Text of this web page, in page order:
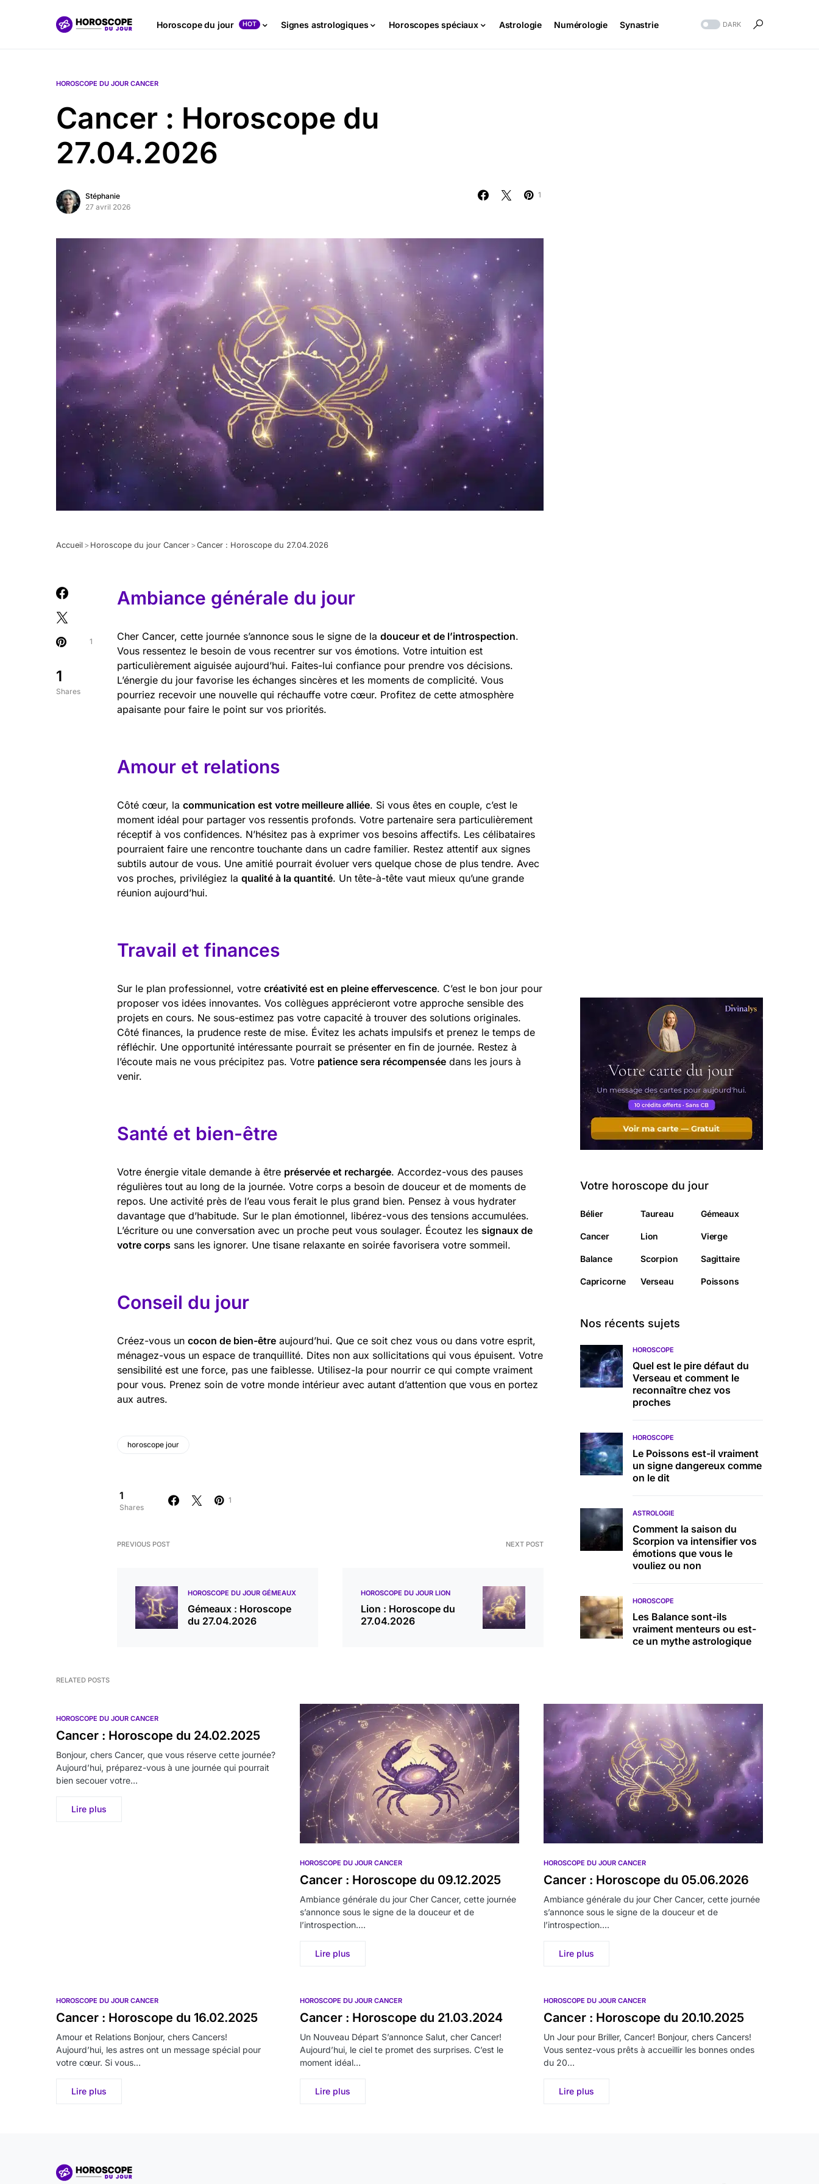
Horoscope du jour HOT Signes astrologiques Horoscopes spéciaux Astrologie Numérologie Synastrie DARK
HOROSCOPE DU JOUR CANCER
Cancer : Horoscope du
27.04.2026
Stéphanie
27 avril 2026
1
Accueil > Horoscope du jour Cancer >Cancer : Horoscope du 27.04.2026
1
Shares
1
Ambiance générale du jour
Cher Cancer, cette journée s’annonce sous le signe de la douceur et de l’introspection.
Vous ressentez le besoin de vous recentrer sur vos émotions. Votre intuition est
particulièrement aiguisée aujourd’hui. Faites-lui confiance pour prendre vos décisions.
L’énergie du jour favorise les échanges sincères et les moments de complicité. Vous
pourriez recevoir une nouvelle qui réchauffe votre cœur. Profitez de cette atmosphère
apaisante pour faire le point sur vos priorités.
Amour et relations
Côté cœur, la communication est votre meilleure alliée. Si vous êtes en couple, c’est le
moment idéal pour partager vos ressentis profonds. Votre partenaire sera particulièrement
réceptif à vos confidences. N’hésitez pas à exprimer vos besoins affectifs. Les célibataires
pourraient faire une rencontre touchante dans un cadre familier. Restez attentif aux signes
subtils autour de vous. Une amitié pourrait évoluer vers quelque chose de plus tendre. Avec
vos proches, privilégiez la qualité à la quantité. Un tête-à-tête vaut mieux qu’une grande
réunion aujourd’hui.
Travail et finances
Sur le plan professionnel, votre créativité est en pleine effervescence. C’est le bon jour pour
proposer vos idées innovantes. Vos collègues apprécieront votre approche sensible des
projets en cours. Ne sous-estimez pas votre capacité à trouver des solutions originales.
Côté finances, la prudence reste de mise. Évitez les achats impulsifs et prenez le temps de
réfléchir. Une opportunité intéressante pourrait se présenter en fin de journée. Restez à
l’écoute mais ne vous précipitez pas. Votre patience sera récompensée dans les jours à
venir.
Santé et bien-être
Votre énergie vitale demande à être préservée et rechargée. Accordez-vous des pauses
régulières tout au long de la journée. Votre corps a besoin de douceur et de moments de
repos. Une activité près de l’eau vous ferait le plus grand bien. Pensez à vous hydrater
davantage que d’habitude. Sur le plan émotionnel, libérez-vous des tensions accumulées.
L’écriture ou une conversation avec un proche peut vous soulager. Écoutez les signaux de
votre corps sans les ignorer. Une tisane relaxante en soirée favorisera votre sommeil.
Conseil du jour
Créez-vous un cocon de bien-être aujourd’hui. Que ce soit chez vous ou dans votre esprit,
ménagez-vous un espace de tranquillité. Dites non aux sollicitations qui vous épuisent. Votre
sensibilité est une force, pas une faiblesse. Utilisez-la pour nourrir ce qui compte vraiment
pour vous. Prenez soin de votre monde intérieur avec autant d’attention que vous en portez
aux autres.
horoscope jour
1
Shares
1
PREVIOUS POST
HOROSCOPE DU JOUR GÉMEAUX
Gémeaux : Horoscope
du 27.04.2026
NEXT POST
HOROSCOPE DU JOUR LION
Lion : Horoscope du
27.04.2026
Votre horoscope du jour
Bélier Taureau Gémeaux
Cancer Lion Vierge
Balance Scorpion Sagittaire
Capricorne Verseau Poissons
Nos récents sujets
HOROSCOPE
Quel est le pire défaut du
Verseau et comment le
reconnaître chez vos
proches
HOROSCOPE
Le Poissons est-il vraiment
un signe dangereux comme
on le dit
ASTROLOGIE
Comment la saison du
Scorpion va intensifier vos
émotions que vous le
vouliez ou non
HOROSCOPE
Les Balance sont-ils
vraiment menteurs ou est-
ce un mythe astrologique
RELATED POSTS
HOROSCOPE DU JOUR CANCER
Cancer : Horoscope du 24.02.2025
Bonjour, chers Cancer, que vous réserve cette journée?
Aujourd’hui, préparez-vous à une journée qui pourrait
bien secouer votre…
Lire plus
HOROSCOPE DU JOUR CANCER
Cancer : Horoscope du 09.12.2025
Ambiance générale du jour Cher Cancer, cette journée
s’annonce sous le signe de la douceur et de
l’introspection.…
Lire plus
HOROSCOPE DU JOUR CANCER
Cancer : Horoscope du 05.06.2026
Ambiance générale du jour Cher Cancer, cette journée
s’annonce sous le signe de la douceur et de
l’introspection.…
Lire plus
HOROSCOPE DU JOUR CANCER
Cancer : Horoscope du 16.02.2025
Amour et Relations Bonjour, chers Cancers!
Aujourd’hui, les astres ont un message spécial pour
votre cœur. Si vous…
Lire plus
HOROSCOPE DU JOUR CANCER
Cancer : Horoscope du 21.03.2024
Un Nouveau Départ S’annonce Salut, cher Cancer!
Aujourd’hui, le ciel te promet des surprises. C’est le
moment idéal…
Lire plus
HOROSCOPE DU JOUR CANCER
Cancer : Horoscope du 20.10.2025
Un Jour pour Briller, Cancer! Bonjour, chers Cancers!
Vous sentez-vous prêts à accueillir les bonnes ondes
du 20…
Lire plus